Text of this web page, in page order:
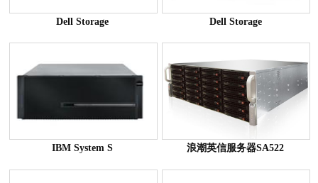
Dell Storage Dell Storage
IBM System S 浪潮英信服务器SA522